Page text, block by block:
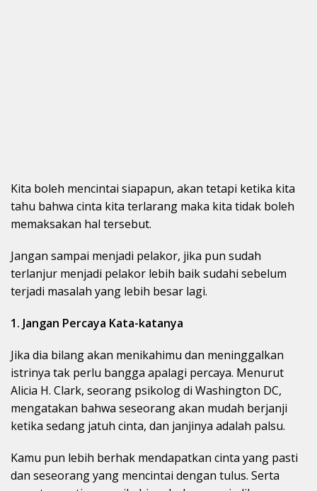
Kita boleh mencintai siapapun, akan tetapi ketika kita
tahu bahwa cinta kita terlarang maka kita tidak boleh
memaksakan hal tersebut.
Jangan sampai menjadi pelakor, jika pun sudah
terlanjur menjadi pelakor lebih baik sudahi sebelum
terjadi masalah yang lebih besar lagi.
1. Jangan Percaya Kata-katanya
Jika dia bilang akan menikahimu dan meninggalkan
istrinya tak perlu bangga apalagi percaya. Menurut
Alicia H. Clark, seorang psikolog di Washington DC,
mengatakan bahwa seseorang akan mudah berjanji
ketika sedang jatuh cinta, dan janjinya adalah palsu.
Kamu pun lebih berhak mendapatkan cinta yang pasti
dan seseorang yang mencintai dengan tulus. Serta